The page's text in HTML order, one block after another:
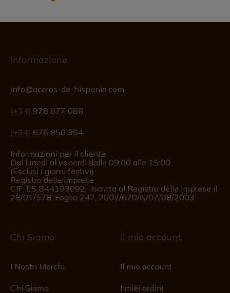
Informazione
info@aceros-de-hispania.com
(+34) 978 877 088
(+34) 676 850 364
Informazioni per il cliente
Dal lunedì al venerdì dalle 09:00 alle 15:00
(Esclusi i giorni festivi)
Registro delle imprese
CIF: ES B44193092 · Iscritta al Registro delle Imprese il
28/01/578, Foglio 242, 2003/670/N/07/08/2003
Chi Siamo
I Nostri Marchi
Chi Siamo
Il mio account
Il mio account
I miei ordini